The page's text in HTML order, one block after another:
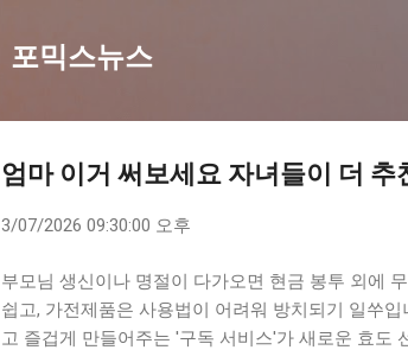
포믹스뉴스
엄마 이거 써보세요 자녀들이 더 추
3/07/2026 09:30:00 오후
부모님 생신이나 명절이 다가오면 현금 봉투 외에
쉽고, 가전제품은 사용법이 어려워 방치되기 일쑤
고 즐겁게 만들어주는 '구독 서비스'가 새로운 효도